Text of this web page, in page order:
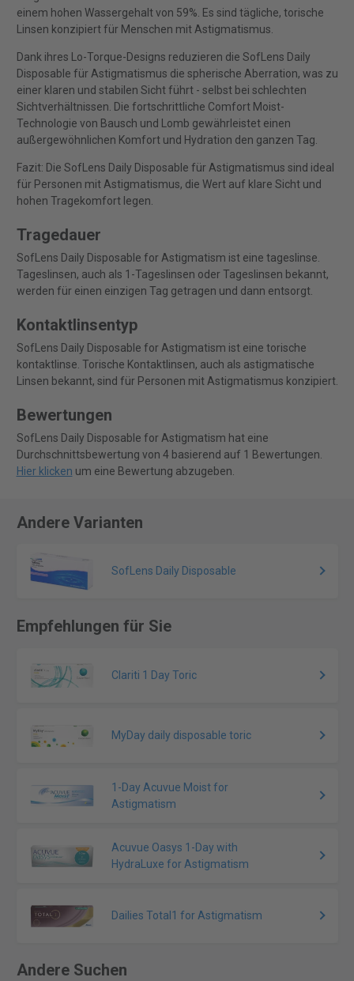
einem hohen Wassergehalt von 59%. Es sind tägliche, torische
Linsen konzipiert für Menschen mit Astigmatismus.
Dank ihres Lo-Torque-Designs reduzieren die SofLens Daily
Disposable für Astigmatismus die spherische Aberration, was zu
einer klaren und stabilen Sicht führt - selbst bei schlechten
Sichtverhältnissen. Die fortschrittliche Comfort Moist-
Technologie von Bausch und Lomb gewährleistet einen
außergewöhnlichen Komfort und Hydration den ganzen Tag.
Fazit: Die SofLens Daily Disposable für Astigmatismus sind ideal
für Personen mit Astigmatismus, die Wert auf klare Sicht und
hohen Tragekomfort legen.
Tragedauer
SofLens Daily Disposable for Astigmatism ist eine tageslinse.
Tageslinsen, auch als 1-Tageslinsen oder Tageslinsen bekannt,
werden für einen einzigen Tag getragen und dann entsorgt.
Kontaktlinsentyp
SofLens Daily Disposable for Astigmatism ist eine torische
kontaktlinse. Torische Kontaktlinsen, auch als astigmatische
Linsen bekannt, sind für Personen mit Astigmatismus konzipiert.
Bewertungen
SofLens Daily Disposable for Astigmatism hat eine
Durchschnittsbewertung von 4 basierend auf 1 Bewertungen.
Hier klicken um eine Bewertung abzugeben.
Andere Varianten
SofLens Daily Disposable
Empfehlungen für Sie
Clariti 1 Day Toric
MyDay daily disposable toric
1-Day Acuvue Moist for
Astigmatism
Acuvue Oasys 1-Day with
HydraLuxe for Astigmatism
Dailies Total1 for Astigmatism
Andere Suchen